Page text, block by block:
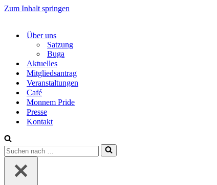
Zum Inhalt springen
Über uns
Satzung
Buga
Aktuelles
Mitgliedsantrag
Veranstaltungen
Café
Monnem Pride
Presse
Kontakt
Suchen
nach …